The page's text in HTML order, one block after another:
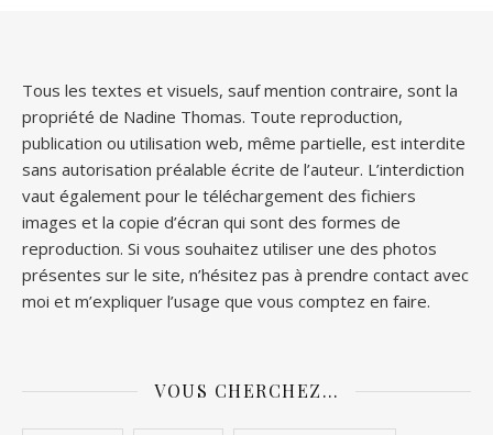
Tous les textes et visuels, sauf mention contraire, sont la
propriété de Nadine Thomas. Toute reproduction,
publication ou utilisation web, même partielle, est interdite
sans autorisation préalable écrite de l’auteur. L’interdiction
vaut également pour le téléchargement des fichiers
images et la copie d’écran qui sont des formes de
reproduction. Si vous souhaitez utiliser une des photos
présentes sur le site, n’hésitez pas à prendre contact avec
moi et m’expliquer l’usage que vous comptez en faire.
VOUS CHERCHEZ…